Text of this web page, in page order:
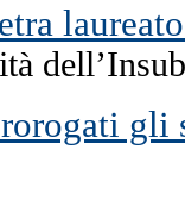
gli